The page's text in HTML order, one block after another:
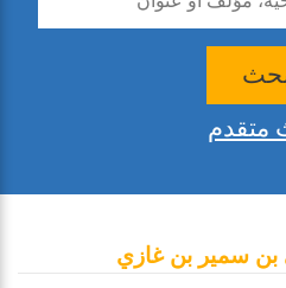
متقدم
بن سمير بن غازي